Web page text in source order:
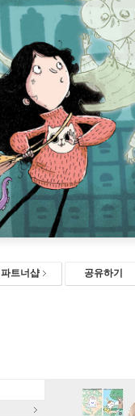
파트너샵 공유하기